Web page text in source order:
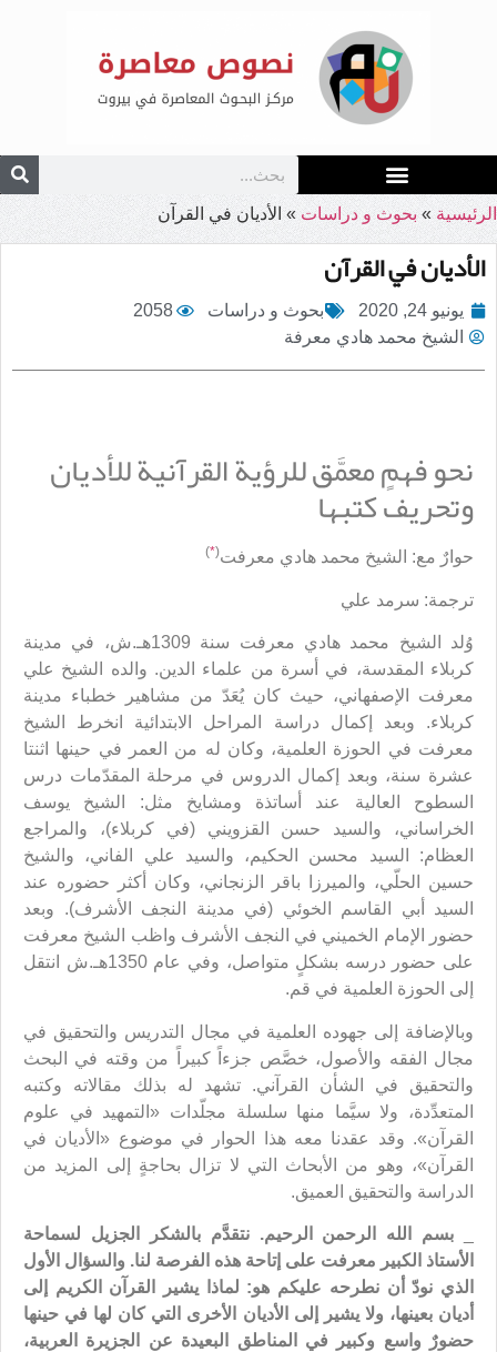
الرئيسية » بحوث و دراسات » الأديان في القرآن
الأديان في القرآن
يونيو 24, 2020 بحوث و دراسات
2058
الشيخ محمد هادي معرفة
نحو فهمٍ معمَّق للرؤية القرآنية للأديان
وتحريف كتبها
حوارٌ مع: الشيخ محمد هادي معرفت(
*
)
ترجمة: سرمد علي
وُلد الشيخ محمد هادي معرفت سنة 1309هـ.ش، في مدينة
كربلاء المقدسة، في أسرة من علماء الدين. والده الشيخ علي
معرفت الإصفهاني، حيث كان يُعَدّ من مشاهير خطباء مدينة
كربلاء. وبعد إكمال دراسة المراحل الابتدائية انخرط الشيخ
معرفت في الحوزة العلمية، وكان له من العمر في حينها اثنتا
عشرة سنة، وبعد إكمال الدروس في مرحلة المقدّمات درس
السطوح العالية عند أساتذة ومشايخ مثل: الشيخ يوسف
الخراساني، والسيد حسن القزويني (في كربلاء)، والمراجع
العظام: السيد محسن الحكيم، والسيد علي الفاني، والشيخ
حسين الحلّي، والميرزا باقر الزنجاني، وكان أكثر حضوره عند
السيد أبي القاسم الخوئي (في مدينة النجف الأشرف). وبعد
حضور الإمام الخميني في النجف الأشرف واظب الشيخ معرفت
على حضور درسه بشكلٍ متواصل، وفي عام 1350هـ.ش انتقل
إلى الحوزة العلمية في قم.
وبالإضافة إلى جهوده العلمية في مجال التدريس والتحقيق في
مجال الفقه والأصول، خصَّص جزءاً كبيراً من وقته في البحث
والتحقيق في الشأن القرآني. تشهد له بذلك مقالاته وكتبه
المتعدِّدة، ولا سيَّما منها سلسلة مجلّدات «التمهيد في علوم
القرآن». وقد عقدنا معه هذا الحوار في موضوع «الأديان في
القرآن»، وهو من الأبحاث التي لا تزال بحاجةٍ إلى المزيد من
الدراسة والتحقيق العميق.
بسم الله الرحمن الرحيم. نتقدَّم بالشكر الجزيل لسماحة
الأستاذ الكبير معرفت على إتاحة هذه الفرصة لنا. والسؤال الأول
الذي نودّ أن نطرحه عليكم هو: لماذا يشير القرآن الكريم إلى
أديان بعينها، ولا يشير إلى الأديان الأخرى التي كان لها في حينها
حضورٌ واسع وكبير في المناطق البعيدة عن الجزيرة العربية،